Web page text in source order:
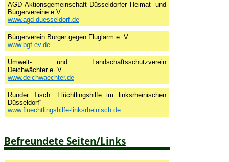
AGD Aktionsgemeinschaft Düsseldorfer Heimat- und
Bürgervereine e.V.
www.agd-duesseldorf.de
Bürgerverein Bürger gegen Fluglärm e. V.
www.bgf-ev.de
Umwelt- und Landschaftsschutzverein
Deichwächter e. V.
www.deichwaechter.de
Runder Tisch „Flüchtlingshilfe im linksrheinischen
Düsseldorf“
www.fluechtlingshilfe-linksrheinisch.de
Befreundete Seiten/Links